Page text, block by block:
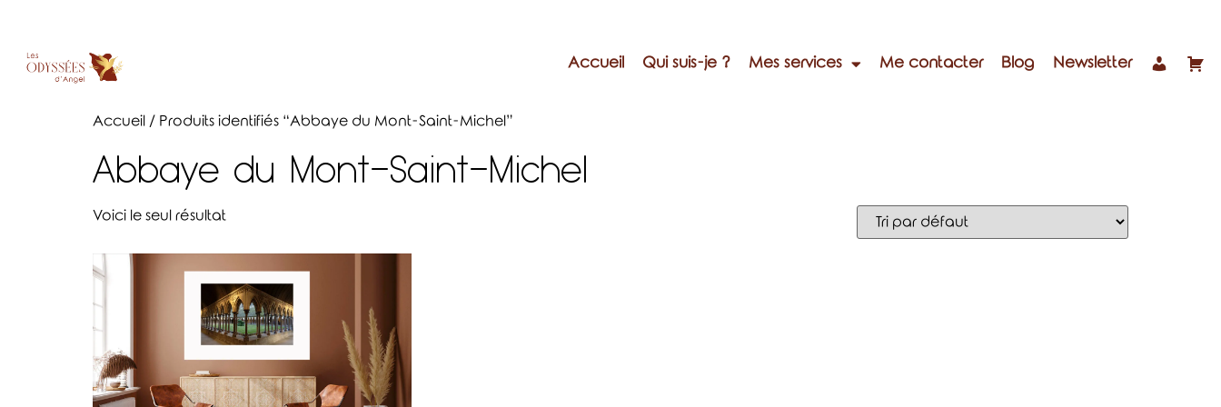
Accueil Qui suis-je ? Mes services Me contacter Blog Newsletter
Accueil / Produits identifiés “Abbaye du Mont-Saint-Michel”
Abbaye du Mont-Saint-Michel
Voici le seul résultat